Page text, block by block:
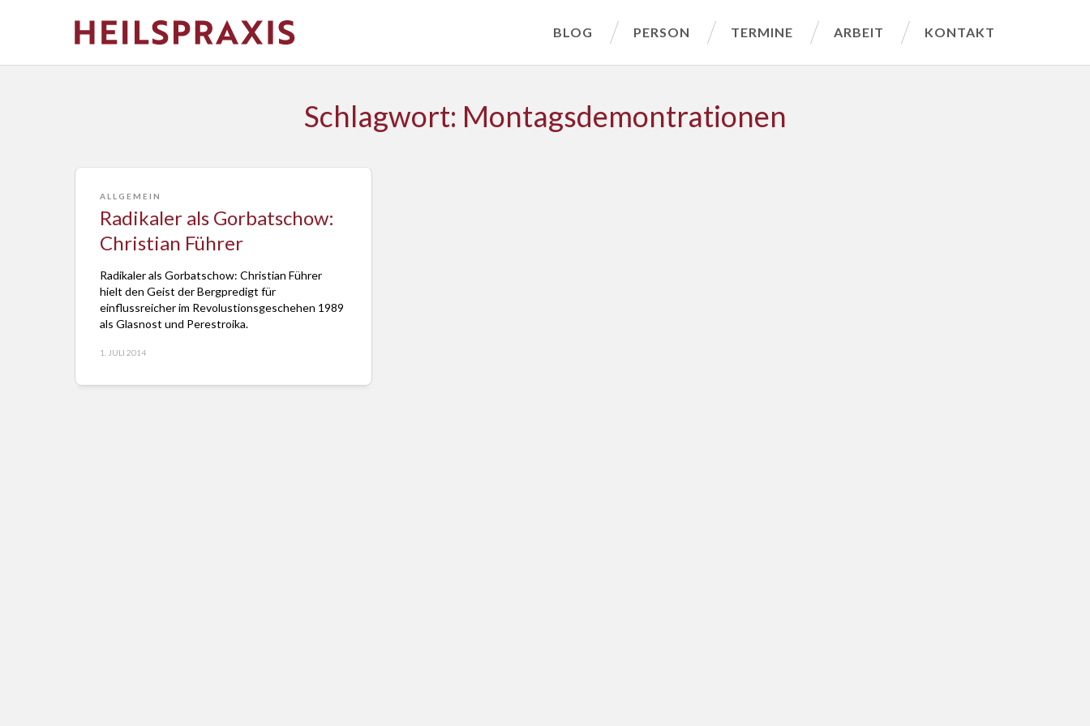
BLOG PERSON TERMINE ARBEIT KONTAKT
Schlagwort: Montagsdemontrationen
ALLGEMEIN
Radikaler als Gorbatschow:
Christian Führer
Radikaler als Gorbatschow: Christian Führer
hielt den Geist der Bergpredigt für
einflussreicher im Revolustionsgeschehen 1989
als Glasnost und Perestroika.
1. JULI 2014